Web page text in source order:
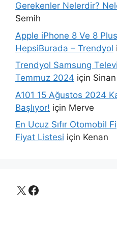
Gerekenler Nelerdir?
Semih
Apple iPhone 8 Ve 8
HepsiBurada – Trendyol
Trendyol Samsung
Temmuz 2024 için Sinan
A101 15 Ağustos 2024
Başlıyor! için Merve
En Ucuz Sıfır Otomobil
Fiyat Listesi için Kenan
X Facebook